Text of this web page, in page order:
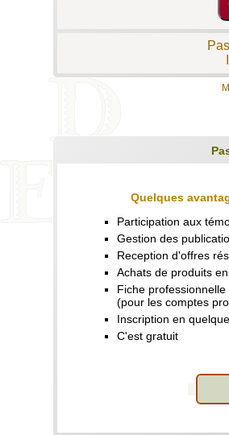
Quelques
Participation aux
Gestion des
Reception d'offres
Achats de produits
Fiche
(pour les comptes
Inscription en
C'est gratuit